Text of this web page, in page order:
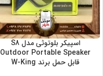
اسپیکر بلوتوثی مدل S8
Outdoor Portable Speaker
قابل حمل برند W-King